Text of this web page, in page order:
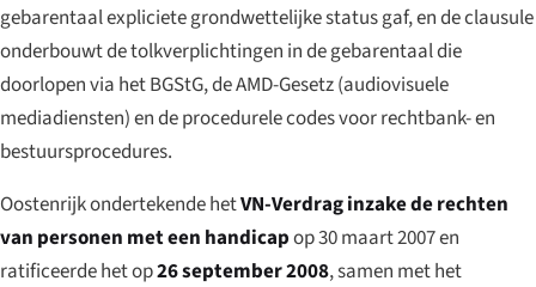
gebarentaal expliciete grondwettelijke status gaf, en de clausule
onderbouwt de tolkverplichtingen in de gebarentaal die
doorlopen via het BGStG, de AMD-Gesetz (audiovisuele
mediadiensten) en de procedurele codes voor rechtbank- en
bestuursprocedures.
Oostenrijk ondertekende hetVN-Verdrag inzake de rechten
van personen met een handicapop 30 maart 2007 en
ratificeerde het op26 september 2008, samen met het